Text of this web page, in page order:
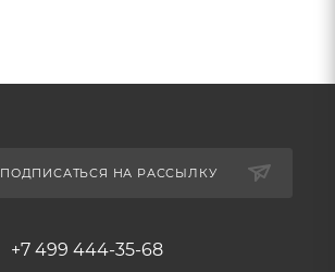
ПОДПИСАТЬСЯ НА РАССЫЛКУ
+7 499 444-35-68